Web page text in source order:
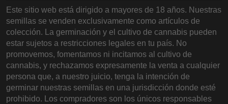
Este sitio web está dirigido a mayores de 18 años. Nuestras
semillas se venden exclusivamente como artículos de
colección. La germinación y el cultivo de cannabis pueden
estar sujetos a restricciones legales en tu país. No
promovemos, fomentamos ni incitamos al cultivo de
cannabis, y rechazamos expresamente la venta a cualquier
persona que, a nuestro juicio, tenga la intención de
germinar nuestras semillas en una jurisdicción donde esté
prohibido. Los compradores son los únicos responsables